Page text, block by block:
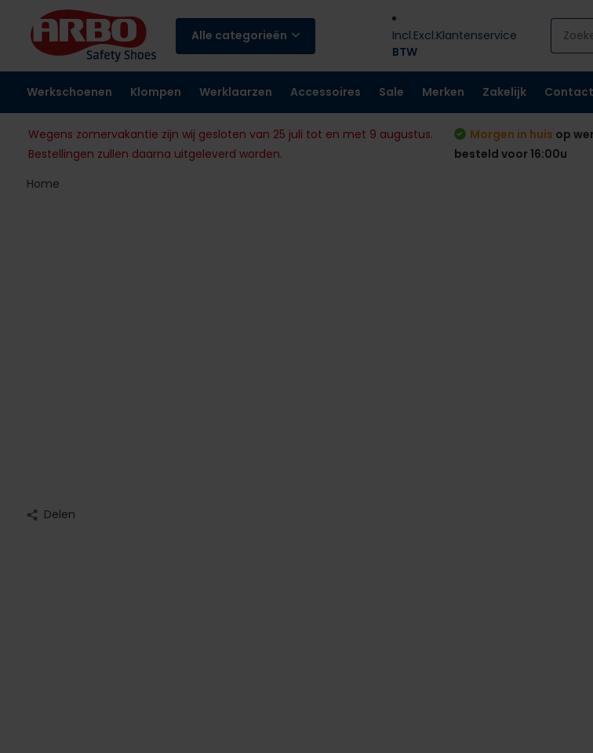
Alle categorieën Incl.Excl.
BTW
Klantenservice
Werkschoenen Klompen Werklaarzen Accessoires Sale Merken Zakelijk Contact
Wegens zomervakantie zijn wij gesloten van 25 juli tot en met 9 augustus.
Bestellingen zullen daarna uitgeleverd worden.
Morgen in huis op
besteld voor 16:00u
Home
Delen